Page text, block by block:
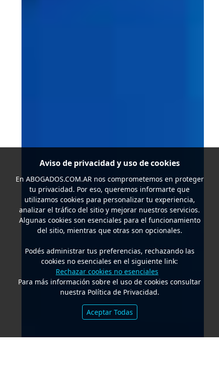
Aviso de privacidad y uso de cookies
En ABOGADOS.COM.ARnos comprometemos en proteger
tu privacidad. Por eso, queremos informarte que
utilizamos cookies para personalizar tu experiencia,
analizar el tráfico del sitio y mejorar nuestros servicios.
Algunas cookies son esenciales para el funcionamiento
del sitio, mientras que otras son opcionales.
Podés administrar tus preferencias, rechazando las
cookies no esenciales en el siguiente link:
Rechazar cookies no esenciales
Para más información sobre el uso de cookies consultar
nuestra Política de Privacidad.
Aceptar Todas